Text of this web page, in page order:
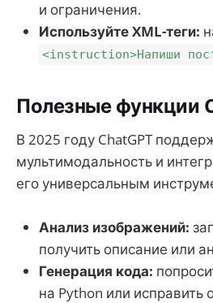
и ограничения.
Используйте XML-теги:
<instruction>Напиши
Полезные функции
В 2025 году ChatGPT
мультимодальность и
его универсальным
Анализ изображений:
получить описание или
Генерация кода:
на Python или исправить